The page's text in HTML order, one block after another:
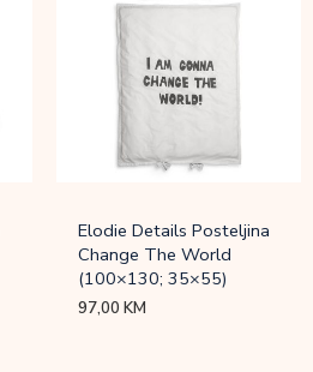
Elodie Details Posteljina
Change The World
(100×130; 35×55)
97,00KM